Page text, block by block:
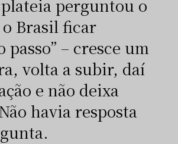
plateia perguntou o
Brasil ficar
passo” – cresce um
volta a subir, daí
e não deixa
havia resposta